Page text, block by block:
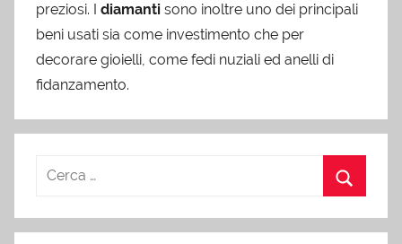
preziosi. I diamanti sono inoltre uno dei principali
beni usati sia come investimento che per
decorare gioielli, come fedi nuziali ed anelli di
fidanzamento.